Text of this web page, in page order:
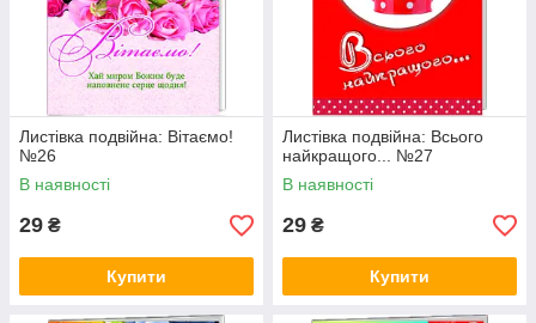
Листівка подвійна: Вітаємо!
№26
В наявності
29 ₴
Купити
Листівка подвійна: Всього
найкращого... №27
В наявності
29 ₴
Купити